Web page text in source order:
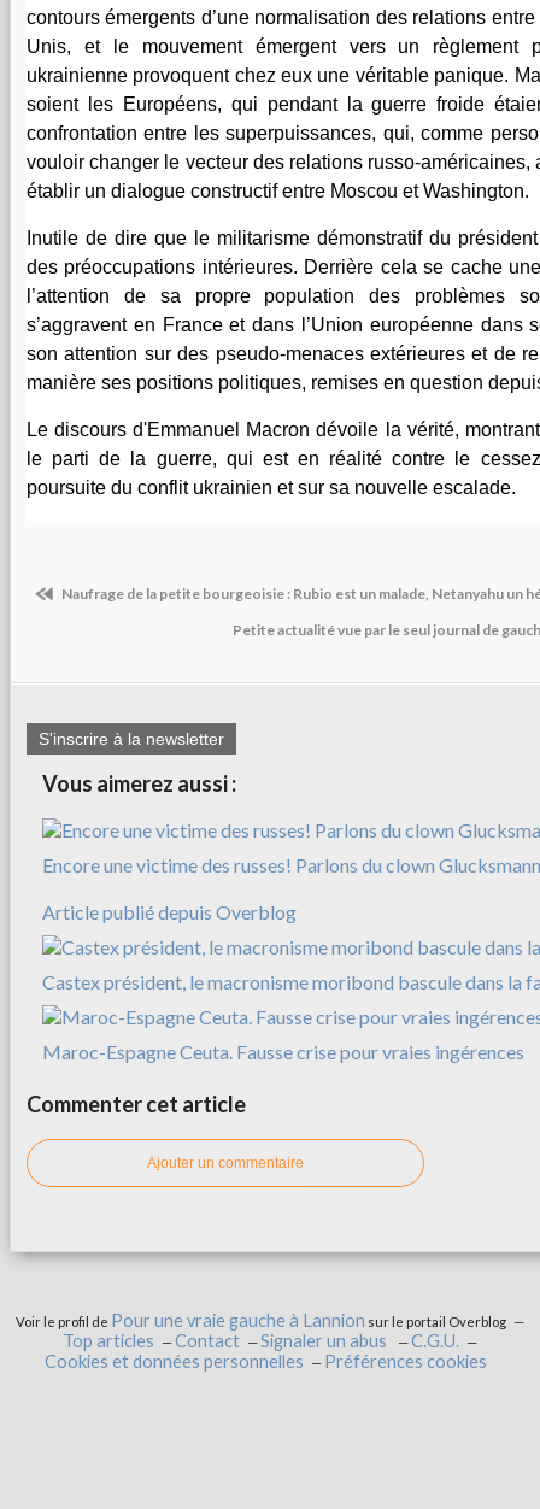
contours émergents d’une normalisation des relations
Unis, et le mouvement émergent vers un règlement
ukrainienne provoquent chez eux une véritable panique.
soient les Européens, qui pendant la guerre froide
confrontation entre les superpuissances, qui, comme
vouloir changer le vecteur des relations russo-américaines,
établir un dialogue constructif entre Moscou et Washington.
Inutile de dire que le militarisme démonstratif du
des préoccupations intérieures. Derrière cela se cache
l’attention de sa propre population des problèmes
s’aggravent en France et dans l’Union européenne dans
son attention sur des pseudo-menaces extérieures et de
manière ses positions politiques, remises en question
Le discours d'Emmanuel Macron dévoile la vérité,
le parti de la guerre, qui est en réalité contre le
poursuite du conflit ukrainien et sur sa nouvelle escalade.
Naufrage de la petite bourgeoisie : Rubio est un malade, Netanyahu un
Petite actualité vue par le seul journal de
S'inscrire à la newsletter
Vous aimerez aussi :
Encore une victime des russes! Parlons du clown Glucksmann
Article publié depuis Overblog
Castex président, le macronisme moribond bascule dans la
Maroc-Espagne Ceuta. Fausse crise pour vraies ingérences
Commenter cet article
Ajouter un commentaire
Voir le profil de Pour une vraie gauche à Lannion sur le portail Overblog
Top articles Contact Signaler un abus
C.G.U.
Cookies et données personnelles
Préférences cookies